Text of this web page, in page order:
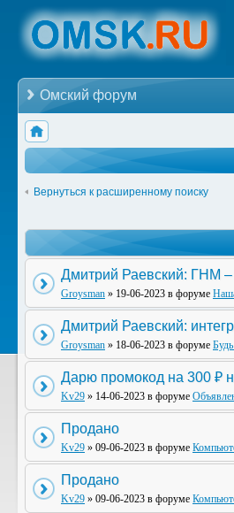
Омский форум
Вернуться к расширенному поиску
Дмитрий Раевский: ГНМ –
Groysman » 19-06-2023 в форуме
Дмитрий Раевский:
Groysman » 18-06-2023 в форуме
Дарю промокод на 300 ₽
Kv29 » 14-06-2023 в форуме
Продано
Kv29 » 09-06-2023 в форуме
Продано
Kv29 » 09-06-2023 в форуме